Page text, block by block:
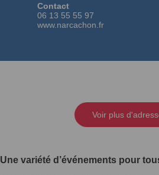
Contact
06 13 55 55 97
www.narcachon.fr
Voir plus
Une variété d’événements pour